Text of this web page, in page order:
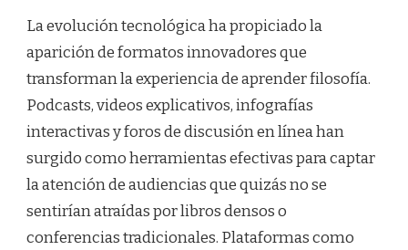
La evolución tecnológica ha propiciado la
aparición de formatos innovadores que
transforman la experiencia de aprender filosofía.
Podcasts, videos explicativos, infografías
interactivas y foros de discusión en línea han
surgido como herramientas efectivas para captar
la atención de audiencias que quizás no se
sentirían atraídas por libros densos o
conferencias tradicionales. Plataformas como